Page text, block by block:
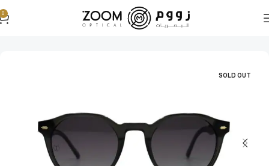
0
SOLD OUT